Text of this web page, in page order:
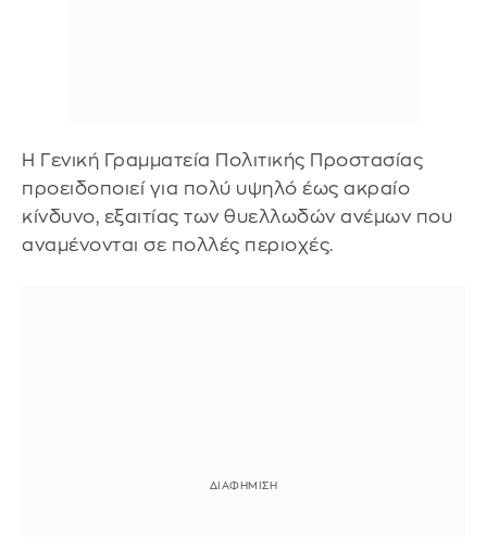
Η Γενική Γραμματεία Πολιτικής Προστασίας
προειδοποιεί για πολύ υψηλό έως ακραίο
κίνδυνο, εξαιτίας των θυελλωδών ανέμων που
αναμένονται σε πολλές περιοχές.